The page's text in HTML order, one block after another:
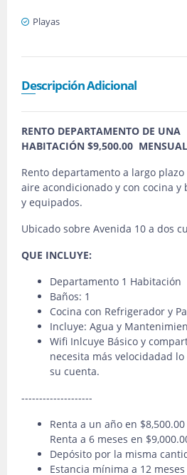
Playas
Descripción Adicional
RENTO DEPARTAMENTO DE UNA
HABITACIÓN $9,500.00
Rento departamento a largo
aire acondicionado y con cocina y
y equipados.
Ubicado sobre Avenida 10 a dos
QUE INCLUYE:
Departamento 1 Habitación
Baños: 1
Cocina con Refrigerador y
Incluye: Agua y
Wifi Inlcuye Básico y
necesita más velocidadad
su cuenta.
--------------------
Renta a un año en $8,500.00
Renta a 6 meses en
Depósito por la misma
Estancia mínima a 12 meses